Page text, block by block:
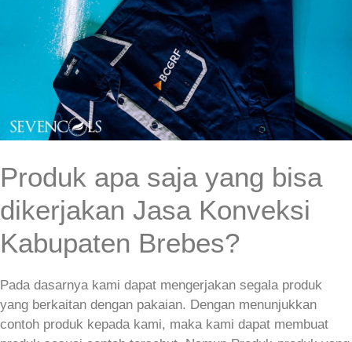
Produk apa saja yang bisa
dikerjakan Jasa Konveksi
Kabupaten Brebes?
Pada dasarnya kami dapat mengerjakan segala produk
yang berkaitan dengan pakaian. Dengan menunjukkan
contoh produk kepada kami, maka kami dapat membuat